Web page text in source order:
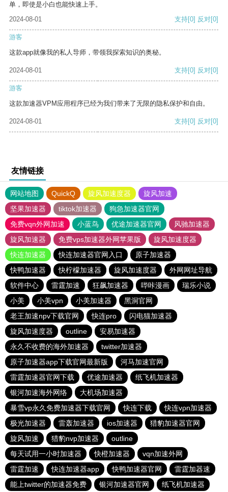
单，即使是小白也能快速上手。
2024-08-01
支持[0] 反对[0]
游客
这款app就像我的私人导师，带领我探索知识的奥秘。
2024-08-01 支持[0] 反对[0]
游客
这款加速器VPM应用程序已经为我们带来了无限的隐私保护和自由。
2024-08-01 支持[0] 反对[0]
友情链接
网站地图 QuickQ 旋风加速度器
旋风加速
坚果加速器
tiktok加速器
狗急加速器官网
免费vqn外网加速
小蓝鸟 优途加速器官网
风驰加速器
旋风加速器
免费vps加速器外网苹果版
旋风加速度器
快连加速器
快连加速器官网入口
原子加速器
快鸭加速器
快柠檬加速器 旋风加速度器
外网网址导航
软件中心
雷霆加速 狂飙加速器 哔咔漫画
瑞乐小说
小美
小美vpn 小美加速器
黑洞官网
老王加速npv下载官网
快连pro
闪电猫加速器
旋风加速度器
outline
安易加速器
永久不收费的海外加速器
twitter加速器
原子加速器app下载官网最新版
河马加速官网
雷霆加速器官网下载
优途加速器
纸飞机加速器
银河加速海外网络
大机场加速器
暴雪vp永久免费加速器下载官网
快连下载
快连vρn加速器
极光加速器
雷轰加速器 ios加速器
猎豹加速器官网
旋风加速
猎豹nvp加速器
outline
每天试用一小时加速器
快橙加速器
vqn加速外网
雷霆加速
快连加速器app 快鸭加速器官网
雷霆加器速
能上twitter的加速器免费
银河加速器官网 纸飞机加速器